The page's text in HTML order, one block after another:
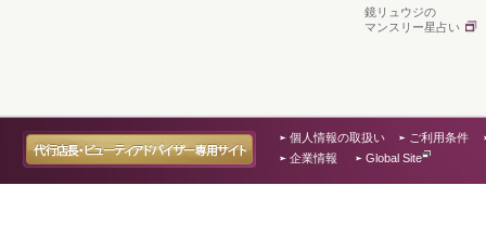
鏡リュウジの
マンスリー星占い
個人情報の取扱い
ご利用条件
企業情報
Global Site